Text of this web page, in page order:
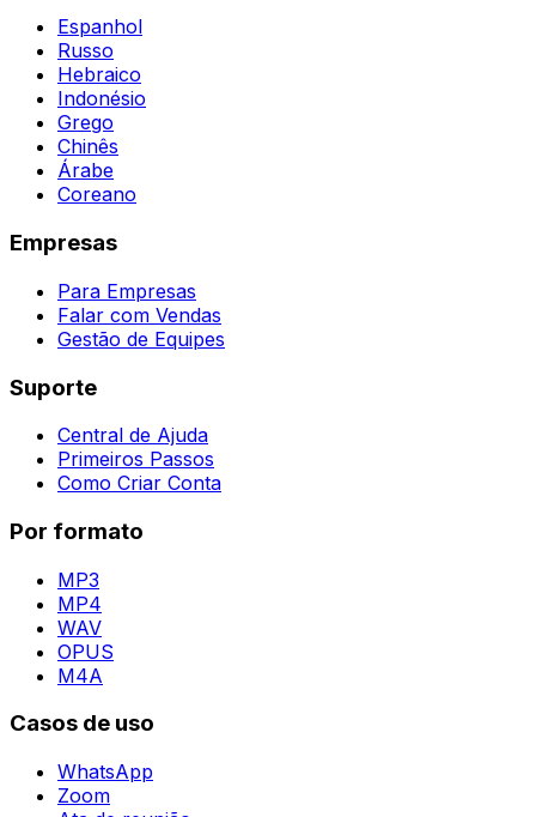
Espanhol
Russo
Hebraico
Indonésio
Grego
Chinês
Árabe
Coreano
Empresas
Para Empresas
Falar com Vendas
Gestão de Equipes
Suporte
Central de Ajuda
Primeiros Passos
Como Criar Conta
Por formato
MP3
MP4
WAV
OPUS
M4A
Casos de uso
WhatsApp
Zoom